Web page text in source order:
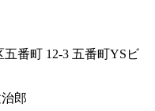
番町 12-3 五番町YSビ
郎